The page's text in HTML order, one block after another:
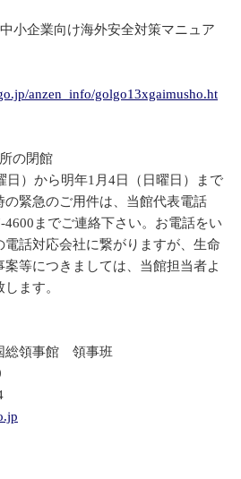
小企業向け海外安全対策マニュア
anzen_info/golgo13xgaimusho.ht
の閉館
日）から明年1月4日（日曜日）まで
の緊急のご用件は、当館代表電話
4600までご連絡下さい。お電話をい
話対応会社に繋がりますが、生命
等につきましては、当館担当者よ
ます。
総領事館 領事班